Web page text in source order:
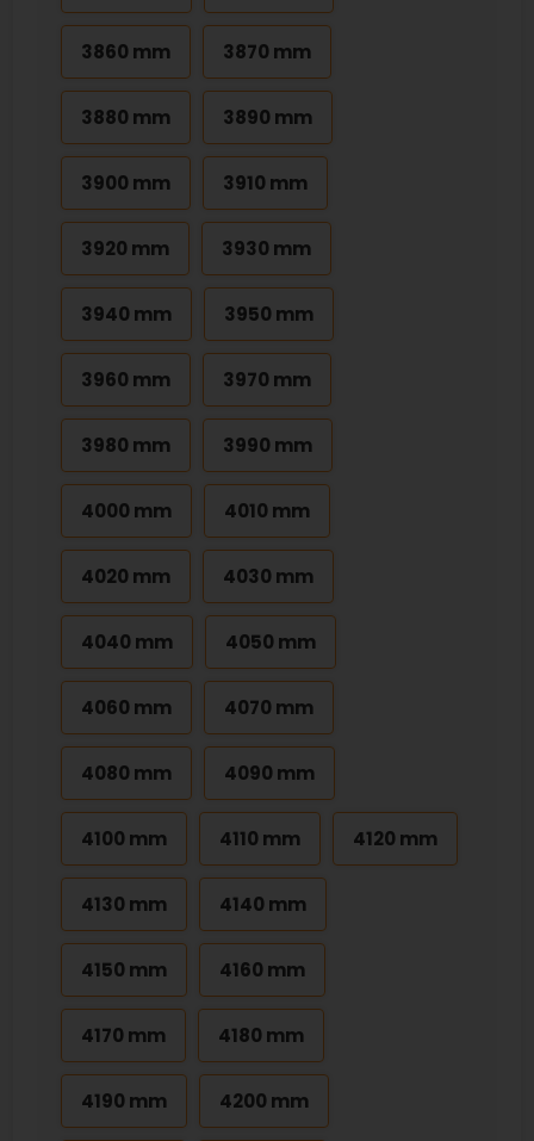
3860 mm 3870 mm
3880 mm 3890 mm
3900 mm 3910 mm
3920 mm 3930 mm
3940 mm 3950 mm
3960 mm 3970 mm
3980 mm 3990 mm
4000 mm 4010 mm
4020 mm 4030 mm
4040 mm 4050 mm
4060 mm 4070 mm
4080 mm 4090 mm
4100 mm 4110 mm 4120 mm
4130 mm 4140 mm
4150 mm 4160 mm
4170 mm 4180 mm
4190 mm 4200 mm